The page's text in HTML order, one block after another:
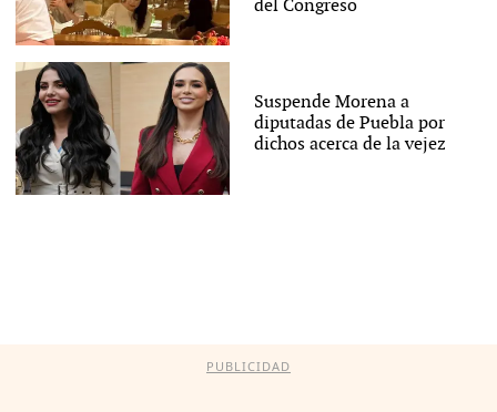
del Congreso
Suspende Morena a
diputadas de Puebla por
dichos acerca de la vejez
PUBLICIDAD